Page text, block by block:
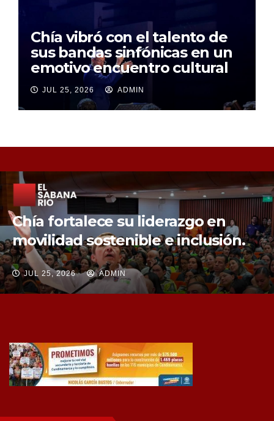
Chía vibró con el talento de
sus bandas sinfónicas en un
emotivo encuentro cultural
JUL 25, 2026 ADMIN
Chía fortalece la protección de sus
fuentes hídricas con la compra de
tres nuevos predios
JUL 25, 2026 ADMIN